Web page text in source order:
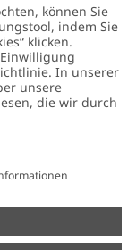
Standort ändern